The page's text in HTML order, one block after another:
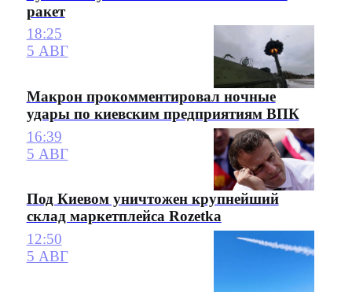
ракет
18:25
5 АВГ
Макрон прокомментировал ночные
удары по киевским предприятиям ВПК
16:39
5 АВГ
Под Киевом уничтожен крупнейший
склад маркетплейса Rozetka
12:50
5 АВГ